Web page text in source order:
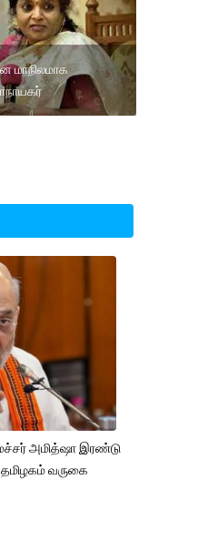
மாநிலமாக
அமித்ஷா இரண்டு
வருகை